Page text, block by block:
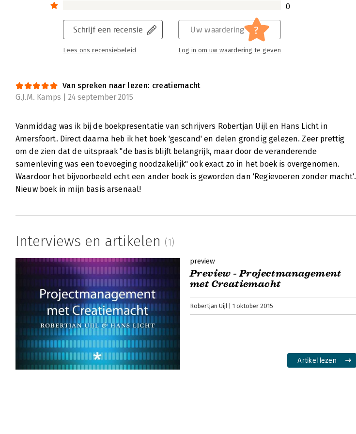
0
Schrijf een recensie
Lees ons recensiebeleid
Uw waardering ?
Log in om uw waardering te geven
Van spreken naar lezen: creatiemacht
G.J.M. Kamps | 24 september 2015
Vanmiddag was ik bij de boekpresentatie van schrijvers Robertjan Uijl en Hans Licht in
Amersfoort. Direct daarna heb ik het boek 'gescand' en delen grondig gelezen. Zeer prettig
om de zien dat de uitspraak "de basis blijft belangrijk, maar door de veranderende
samenleving was een toevoeging noodzakelijk" ook exact zo in het boek is overgenomen.
Waardoor het bijvoorbeeld echt een ander boek is geworden dan 'Regievoeren zonder macht'.
Nieuw boek in mijn basis arsenaal!
Interviews en artikelen (1)
preview
Preview - Projectmanagement
met Creatiemacht
Robertjan Uijl 1 oktober 2015
Artikel lezen